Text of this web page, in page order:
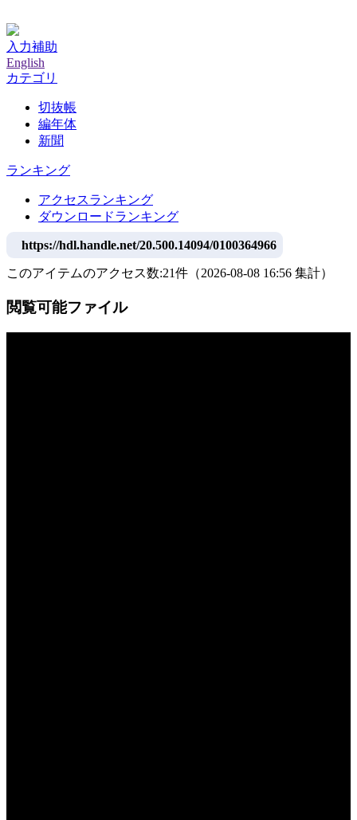
入力補助
English
カテゴリ
切抜帳
編年体
新聞
ランキング
アクセスランキング
ダウンロードランキング
https://hdl.handle.net/20.500.14094/0100364966
このアイテムのアクセス数:21件 （2026-08-08 16:56 集計）
閲覧可能ファイル